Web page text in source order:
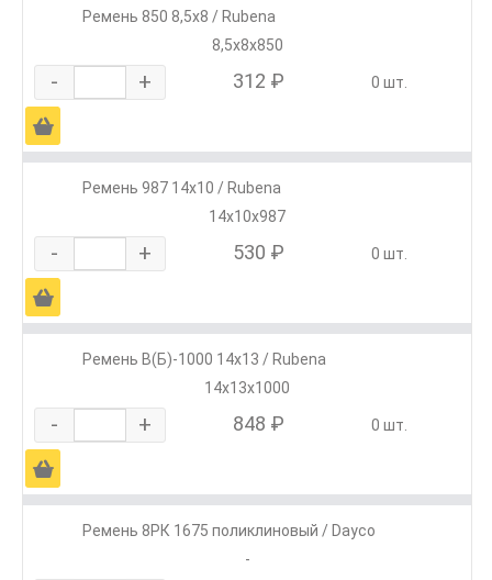
Ремень 850 8,5х8 / Rubena
8,5х8х850
- + 312 ₽ 0 шт.
Ä
Ремень 987 14х10 / Rubena
14х10х987
- + 530 ₽ 0 шт.
Ä
Ремень В(Б)-1000 14х13 / Rubena
14х13х1000
- + 848 ₽ 0 шт.
Ä
Ремень 8РК 1675 поликлиновый / Dayco
-